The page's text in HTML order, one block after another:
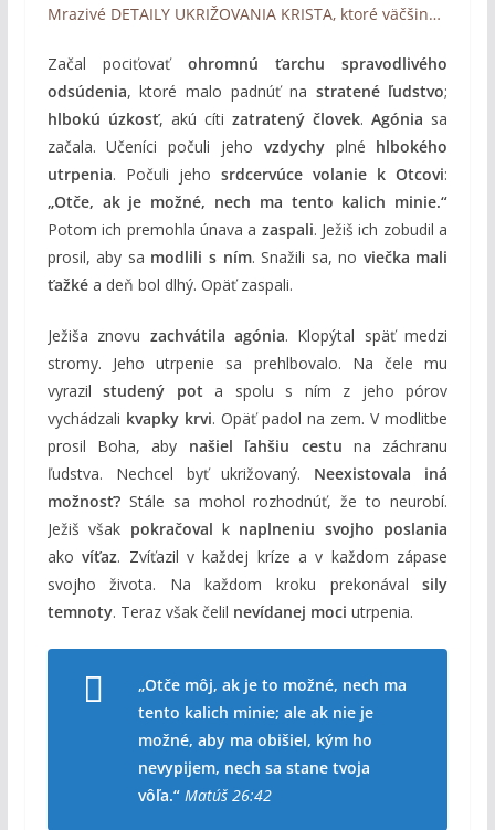
Mrazivé DETAILY UKRIŽOVANIA KRISTA, ktoré väčšina ľudí nepozná (Georgia Purdom)
Začal pociťovať ohromnú ťarchu spravodlivého
odsúdenia, ktoré malo padnúť na stratené ľudstvo;
hlbokú úzkosť, akú cítizatratený človek.Agónia sa
začala. Učeníci počuli jeho vzdychyplné hlbokého
utrpenia. Počuli jeho srdcervúce volanie k Otcovi:
„Otče, ak je možné, nech ma tento kalich minie.“
Potom ich premohla únava a zaspali. Ježiš ich zobudil a
prosil, aby sa modlili s ním. Snažili sa, no viečka mali
ťažkéa deň bol dlhý. Opäť zaspali.
Ježiša znovu zachvátila agónia. Klopýtal späť medzi
stromy. Jeho utrpenie sa prehlbovalo. Na čele mu
vyrazilstudený pot a spolu s ním z jeho pórov
vychádzali kvapky krvi. Opäť padol na zem. V modlitbe
prosil Boha, aby našiel ľahšiu cestu na záchranu
ľudstva. Nechcel byť ukrižovaný. Neexistovala iná
možnosť?Stále sa mohol rozhodnúť, že to neurobí.
Ježiš však pokračoval k naplneniu svojho poslania
akovíťaz. Zvíťazil v každej kríze a v každom zápase
svojho života. Na každom kroku prekonávalsily
temnoty. Teraz však čelil nevídanej moci utrpenia.
„Otče môj, ak je to možné, nech ma
tento kalich minie; ale ak nie je
možné, aby ma obišiel, kým ho
nevypijem, nech sa stane tvoja
vôľa.“ Matúš 26:42